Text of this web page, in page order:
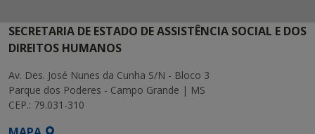
SECRETARIA DE ESTADO DE ASSISTÊNCIA SOCIAL E DOS
DIREITOS HUMANOS
Av. Des. José Nunes da Cunha S/N - Bloco 3
Parque dos Poderes - Campo Grande | MS
CEP.: 79.031-310